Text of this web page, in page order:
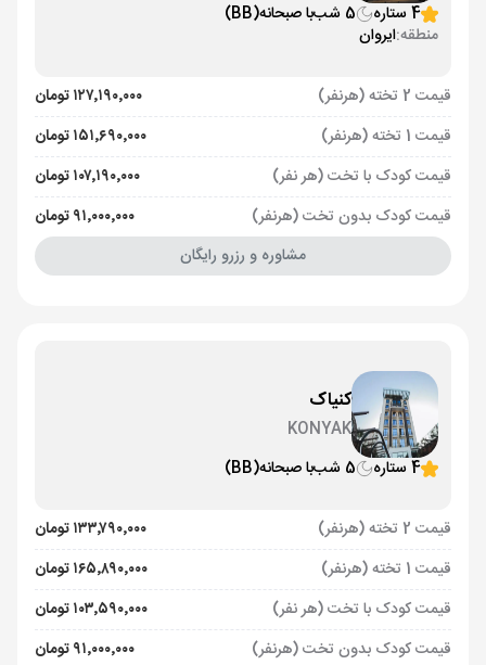
4 ستاره
5 شب با صبحانه(BB)
منطقه:ایروان
قیمت 2 تخته (هرنفر)
۱۲۷٬۱۹۰٬۰۰۰ تومان
قیمت 1 تخته (هرنفر)
۱۵۱٬۶۹۰٬۰۰۰ تومان
قیمت کودک با تخت (هر نفر)
۱۰۷٬۱۹۰٬۰۰۰ تومان
قیمت کودک بدون تخت (هرنفر)
۹۱٬۰۰۰٬۰۰۰ تومان
مشاوره و رزرو رایگان
کنیاک
KONYAK
4 ستاره
5 شب با صبحانه(BB)
قیمت 2 تخته (هرنفر)
۱۳۳٬۷۹۰٬۰۰۰ تومان
قیمت 1 تخته (هرنفر)
۱۶۵٬۸۹۰٬۰۰۰ تومان
قیمت کودک با تخت (هر نفر)
۱۰۳٬۵۹۰٬۰۰۰ تومان
قیمت کودک بدون تخت (هرنفر)
۹۱٬۰۰۰٬۰۰۰ تومان